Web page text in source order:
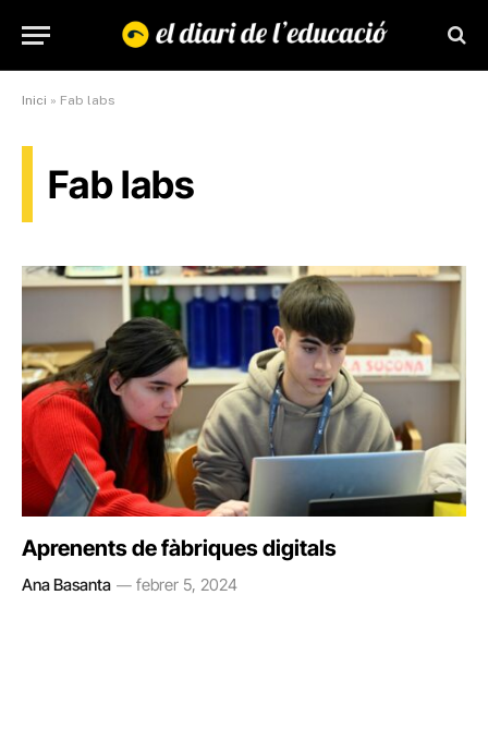
Inici » Fab labs
Fab labs
Aprenents de fàbriques digitals
Ana Basanta febrer 5, 2024